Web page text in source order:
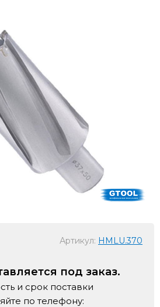
Артикул: HMLU.370
под заказ.
и срок поставки
по телефону: